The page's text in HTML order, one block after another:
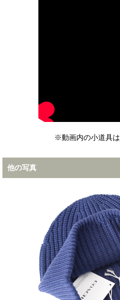
※動画内の小道具
他の写真